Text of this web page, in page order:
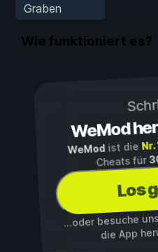
Graben
Wie funktioniert es?
WeMod
WeMod ist die
Cheats für
Los
...oder besuche
die App